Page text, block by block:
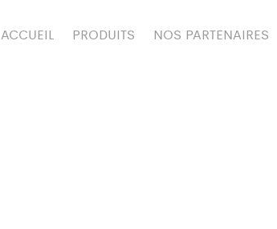
ACCUEIL PRODUITS NOS PARTENAIRES